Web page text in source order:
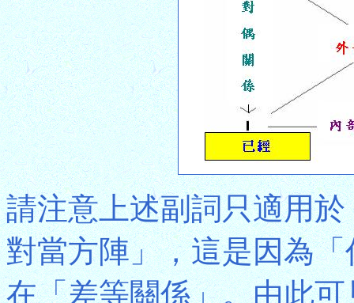
請注意上述副詞只適用
對當方陣」，這是因為
在「差等關係」。由此